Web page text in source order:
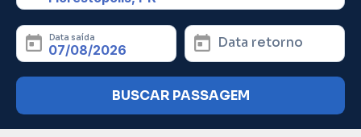
Data saída Data retorno
BUSCAR PASSAGEM